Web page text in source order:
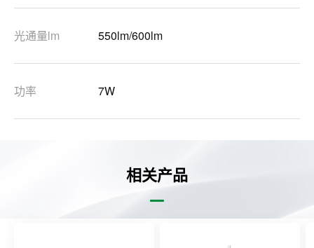
光通量lm 550lm/600lm
功率 7W
相关产品